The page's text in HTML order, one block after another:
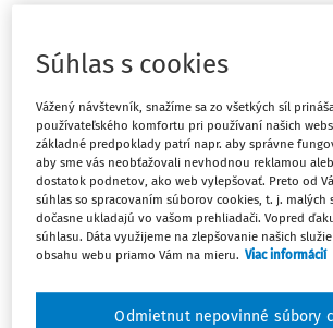
dôležitým a ďalším zaujímavým
dejov z praxe a následným ďalším
pre Vás pripravili, aby sme
najkomplexnejší, ucelenejší/
problematiku stavebníctva, v
stavebných strojov a zariadení.
Obsluhy strojov a
Súhlas s cookies
Vážený návštevník, snažíme sa zo všetkých síl
používateľského komfortu pri používaní našich
základné predpoklady patrí napr. aby správne
aby sme vás neobťažovali nevhodnou reklamou
dostatok podnetov, ako web vylepšovať. Preto od
súhlas so spracovaním súborov cookies, t. j. malých
dočasne ukladajú vo vašom prehliadači. Vopred
súhlasu. Dáta využijeme na zlepšovanie našich
obsahu webu priamo Vám na mieru. Viac informácií
Odmietnut nepovinné súbory